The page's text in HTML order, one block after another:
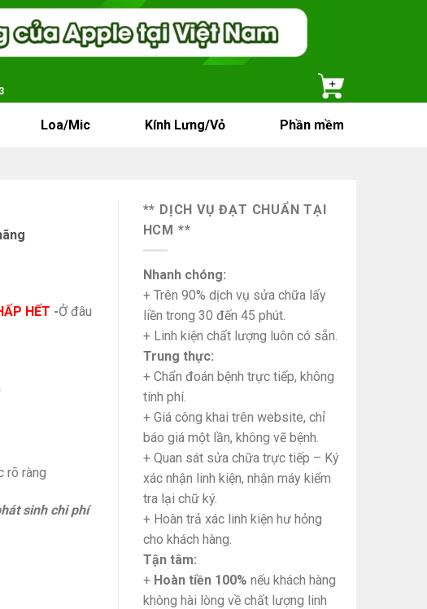
Loa/Mic Kính Lưng/Vỏ Phần mềm
HẾT -Ở đâu
rõ ràng
sinh chi phí
quantity
** DỊCH VỤ ĐẠT CHUẨN TẠI
HCM **
Nhanh chóng:
+ Trên 90% dịch vụ sửa chữa lấy
liền trong 30 đến 45 phút.
+ Linh kiện chất lượng luôn có sẵn.
Trung thực:
+ Chẩn đoán bệnh trực tiếp, không
tính phí.
+ Giá công khai trên website, chỉ
báo giá một lần, không vẽ bệnh.
+ Quan sát sửa chữa trực tiếp – Ký
xác nhận linh kiện, nhận máy kiểm
tra lại chữ ký.
+ Hoàn trả xác linh kiện hư hỏng
cho khách hàng.
Tận tâm:
+ Hoàn tiền 100% nếu khách hàng
không hài lòng về chất lượng linh